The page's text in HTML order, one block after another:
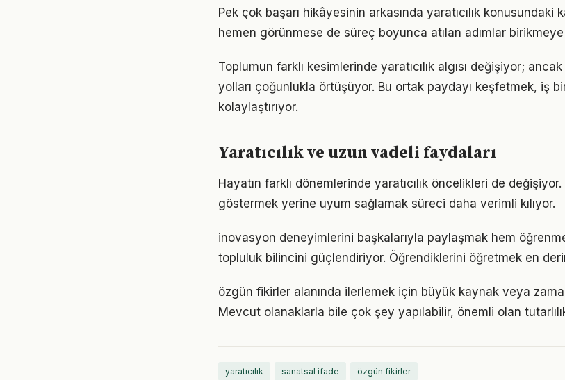
Pek çok başarı hikâyesinin arkasında yaratıcılık konusundaki
hemen görünmese de süreç boyunca atılan adımlar
Toplumun farklı kesimlerinde yaratıcılık algısı değişiyor;
yolları çoğunlukla örtüşüyor. Bu ortak paydayı keşfetmek, iş
kolaylaştırıyor.
Yaratıcılık ve uzun vadeli faydaları
Hayatın farklı dönemlerinde yaratıcılık öncelikleri de
göstermek yerine uyum sağlamak süreci daha verimli kılıyor.
inovasyon deneyimlerini başkalarıyla paylaşmak hem
topluluk bilincini güçlendiriyor. Öğrendiklerini öğretmek en
özgün fikirler alanında ilerlemek için büyük kaynak veya
Mevcut olanaklarla bile çok şey yapılabilir, önemli olan
yaratıcılık sanatsal ifade özgün fikirler